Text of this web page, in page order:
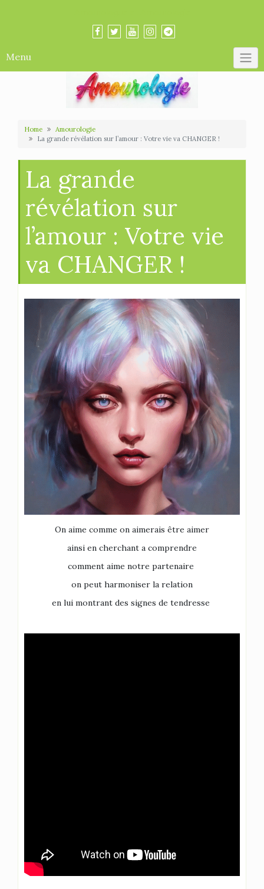
Menu
Home
Amourologie
La grande révélation sur l’amour : Votre vie va CHANGER !
La grande
révélation sur
l’amour : Votre vie
va CHANGER !
On aime comme on aimerais être aimer
ainsi en cherchant a comprendre
comment aime notre partenaire
on peut harmoniser la relation
en lui montrant des signes de tendresse